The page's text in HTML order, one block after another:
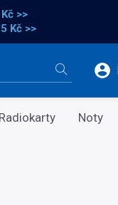
>>
Kč >>
Radiokarty Noty